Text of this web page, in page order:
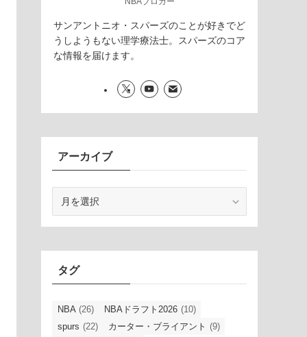
サンアントニオ・スパーズのことが好きでど
うしようもない理学療法士。スパーズのコア
な情報を届けます。
アーカイブ
ブ
タグ
NBA (26) NBAドラフト2026 (10)
spurs (22) カーター・ブライアント (9)